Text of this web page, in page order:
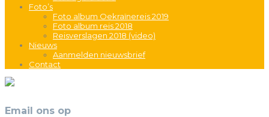
Foto’s
Foto album Oekraïnereis 2019
Foto album reis 2018
Reisverslagen 2018 (video)
Nieuws
Aanmelden nieuwsbrief
Contact
Email ons op